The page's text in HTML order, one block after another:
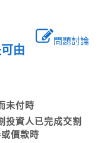
問題討論
由
未付時
投資人已完成交割
或價款時